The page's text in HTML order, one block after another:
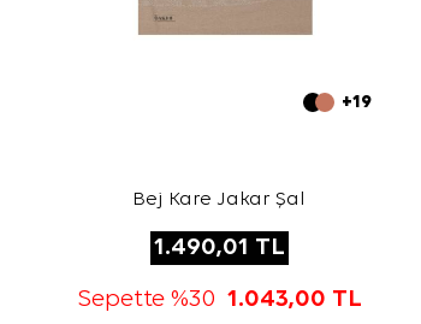
+19
Bej Kare Jakar Şal
1.490,01 TL
Sepette %30 1.043,00 TL